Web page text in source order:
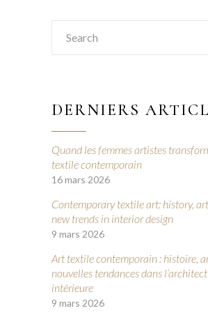
Search
for:
DERNIERS
Quand les femmes artistes
textile contemporain
16 mars 2026
Contemporary textile art: history,
new trends in interior design
9 mars 2026
Art textile contemporain : histoire,
nouvelles tendances dans
intérieure
9 mars 2026